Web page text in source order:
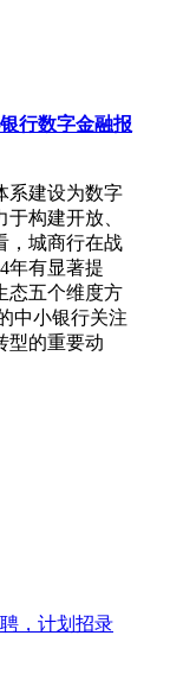
行数字金融报
系建设为数字
构建开放、
，城商行在战
年有显著提
态五个维度方
中小银行关注
型的重要动
，计划招录